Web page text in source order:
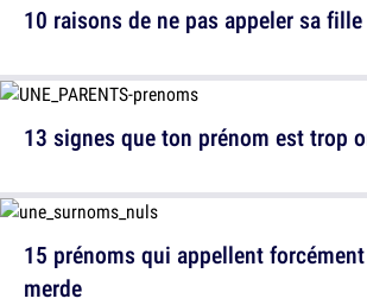
10 raisons de ne pas appeler sa
15 prénoms qui appellent
merde
13 signes que ton prénom est trop